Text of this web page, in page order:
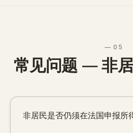
— 05
常见问题 — 非
非居民是否仍须在法国申报所